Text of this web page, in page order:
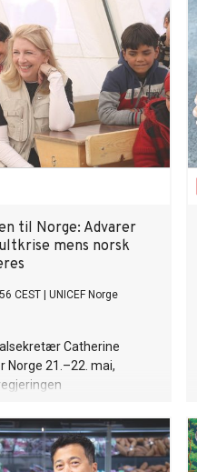
til Norge: Advarer
mens norsk
CEST
UNICEF Norge
Catherine
Norge 21.–22. mai,
av norsk
finner sted i en tid med
humanitære behov, der